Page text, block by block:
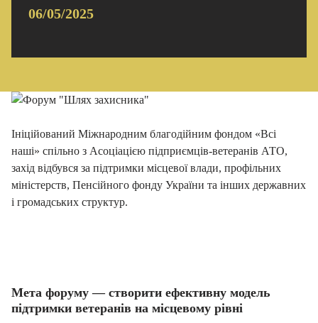
06/05/2025
Ініційований Міжнародним благодійним фондом «Всі
наші» спільно з Асоціацією підприємців-ветеранів АТО,
захід відбувся за підтримки місцевої влади, профільних
міністерств, Пенсійного фонду України та інших державних
і громадських структур.
Мета форуму — створити ефективну модель
підтримки ветеранів на місцевому рівні